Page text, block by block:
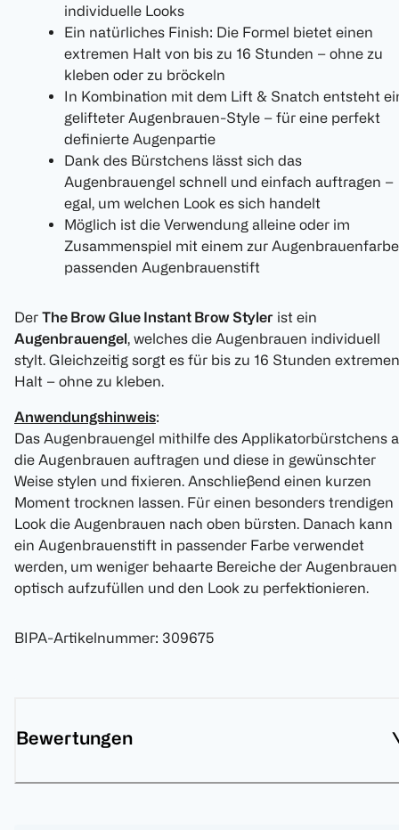
individuelle Looks
Ein natürliches Finish: Die Formel bietet einen
extremen Halt von bis zu 16 Stunden – ohne zu
kleben oder zu bröckeln
In Kombination mit dem Lift & Snatch entsteht
gelifteter Augenbrauen-Style – für eine perfekt
definierte Augenpartie
Dank des Bürstchens lässt sich das
Augenbrauengel schnell und einfach auftragen –
egal, um welchen Look es sich handelt
Möglich ist die Verwendung alleine oder im
Zusammenspiel mit einem zur Augenbrauenfarbe
passenden Augenbrauenstift
Der The Brow Glue Instant Brow Styler ist ein
Augenbrauengel, welches die Augenbrauen individuell
stylt. Gleichzeitig sorgt es für bis zu 16 Stunden extremen
Halt – ohne zu kleben.
Anwendungshinweis:
Das Augenbrauengel mithilfe des Applikatorbürstchens
die Augenbrauen auftragen und diese in gewünschter
Weise stylen und fixieren. Anschließend einen kurzen
Moment trocknen lassen. Für einen besonders trendigen
Look die Augenbrauen nach oben bürsten. Danach kann
ein Augenbrauenstift in passender Farbe verwendet
werden, um weniger behaarte Bereiche der Augenbrauen
optisch aufzufüllen und den Look zu perfektionieren.
BIPA-Artikelnummer: 309675
Bewertungen